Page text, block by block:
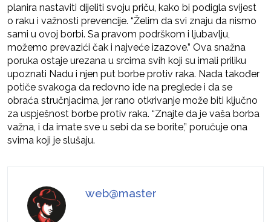
planira nastaviti dijeliti svoju priču, kako bi podigla svijest
o raku i važnosti prevencije. “Želim da svi znaju da nismo
sami u ovoj borbi. Sa pravom podrškom i ljubavlju,
možemo prevazići čak i najveće izazove.” Ova snažna
poruka ostaje urezana u srcima svih koji su imali priliku
upoznati Nadu i njen put borbe protiv raka. Nada također
potiče svakoga da redovno ide na preglede i da se
obraća stručnjacima, jer rano otkrivanje može biti ključno
za uspješnost borbe protiv raka. “Znajte da je vaša borba
važna, i da imate sve u sebi da se borite,” poručuje ona
svima koji je slušaju.
web@master